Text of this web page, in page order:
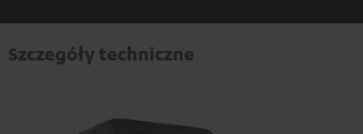
Szczegóły techniczne